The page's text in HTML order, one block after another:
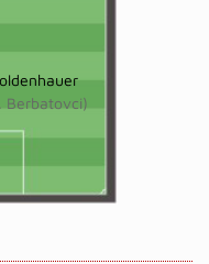
Berbatovci)